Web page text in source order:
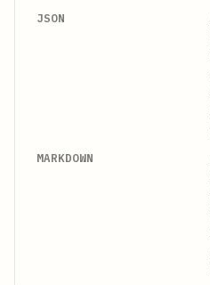
JSON
MARKDOWN